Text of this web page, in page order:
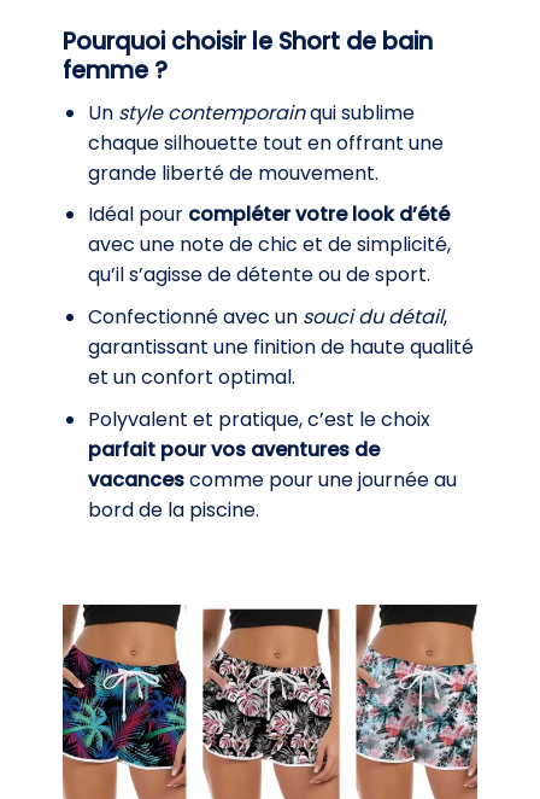
Pourquoi choisir le Short de bain
femme ?
Un style contemporainqui sublime
chaque silhouette tout en offrant une
grande liberté de mouvement.
Idéal pourcompléter votre look d’été
avec une note de chic et de simplicité,
qu’il s’agisse de détente ou de sport.
Confectionné avec un souci du détail,
garantissant une finition de haute qualité
et un confort optimal.
Polyvalent et pratique, c’est le choix
parfait pour vos aventures de
vacancescomme pour une journée au
bord de la piscine.